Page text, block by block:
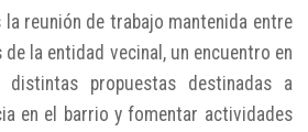
reunión de trabajo mantenida entre
la entidad vecinal, un encuentro en
propuestas destinadas a
en el barrio y fomentar actividades